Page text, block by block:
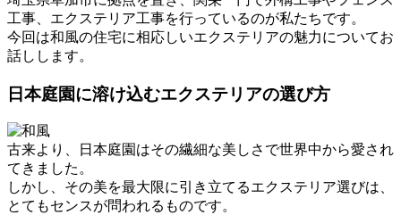
工事、エクステリア工事を行っているのが私たちです。
今回は和風の住宅に相応しいエクステリアの魅力についてお
話しします。
日本庭園に溶け込むエクステリアの選び方
古来より、日本庭園はその繊細な美しさで世界中から愛され
てきました。
しかし、その美を最大限に引き立てるエクステリア選びは、
とてもセンスが問われるものです。